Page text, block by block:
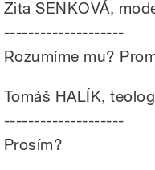
Zita SENKOVÁ,
--------------------
Rozumíme mu?
Tomáš HALÍK,
--------------------
Prosím?